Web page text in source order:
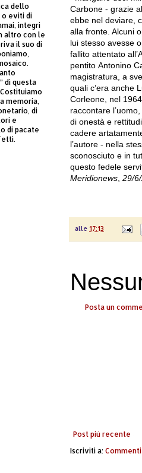
Carbone - grazie
ebbe nel deviare ,
alla fronte . Alcuni
lui stesso avesse
fallito attentato all’
pentito Antonino
magistratura, a
quali c’era anche
Corleone , nel 1964
raccontare
di onestà e
cadere
l’autore - nella
sconosciuto e in
questo fedele
Meridionews 29/
alle 17:13
Posta un
Post più recente
Iscriviti a:
dello
o eviti di
integri
altro con le
il suo di
di questa
memoria,
di
e
di pacate